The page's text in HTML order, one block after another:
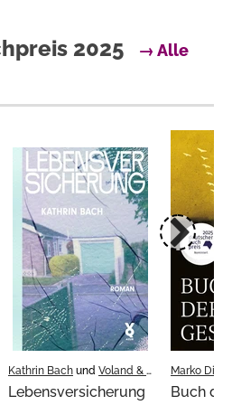
2025
→ Alle
Kathrin Bach und Voland & Quist
Lebensversicherung
Marko Dinic
Buch